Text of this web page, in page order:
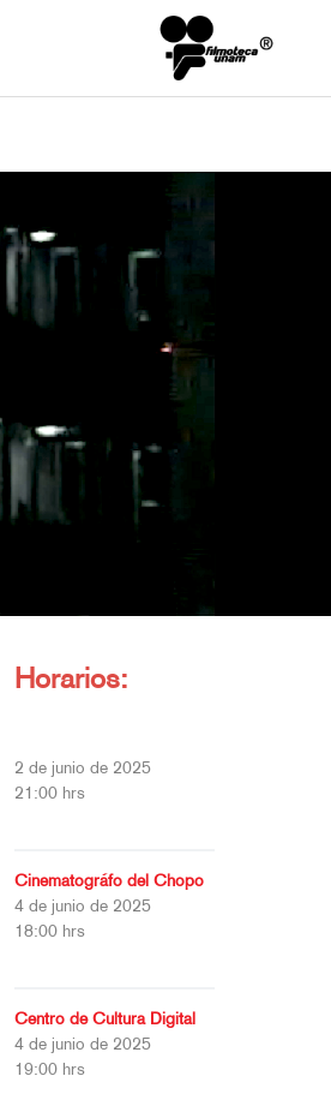
Horarios:
2 de junio de 2025
21:00 hrs
Cinematográfo del Chopo
4 de junio de 2025
18:00 hrs
Centro de Cultura Digital
4 de junio de 2025
19:00 hrs